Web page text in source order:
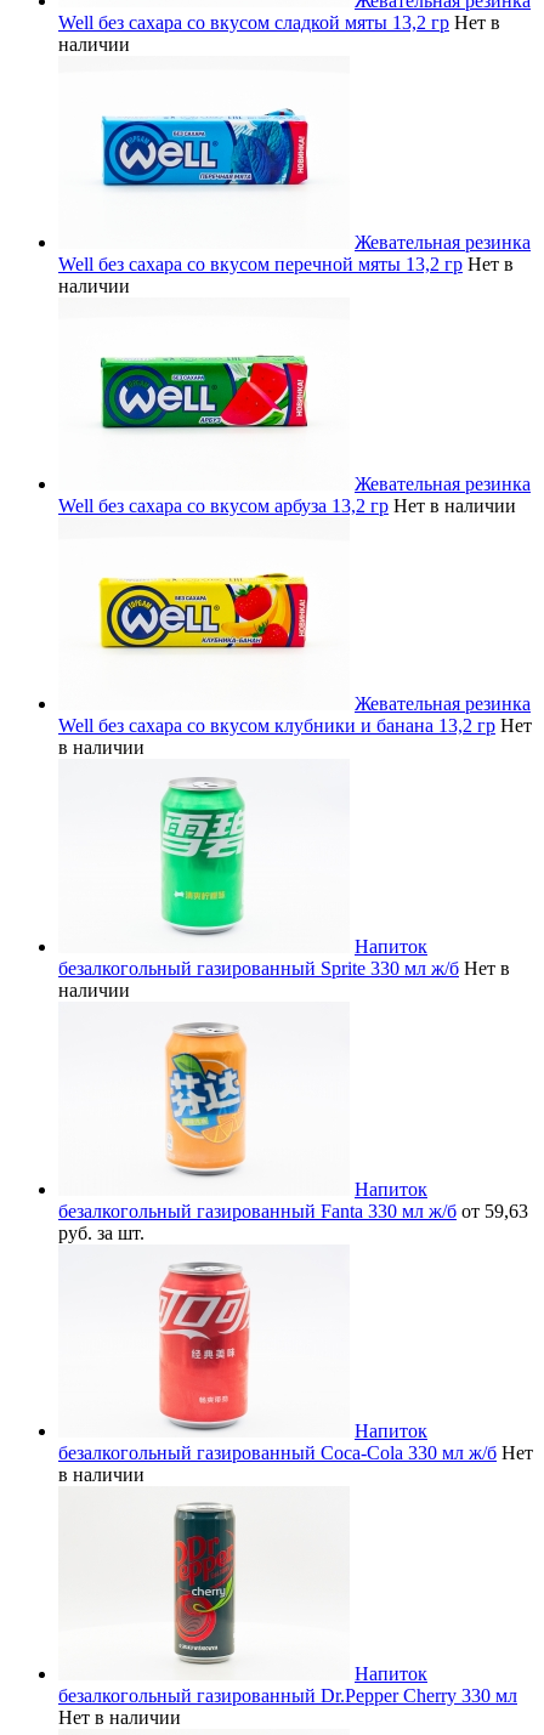
Well без сахара со вкусом сладкой мяты 13,2 гр Нет в
наличии
Жевательная резинка
Well без сахара со вкусом перечной мяты 13,2 гр Нет в
наличии
Жевательная резинка
Well без сахара со вкусом арбуза 13,2 гр Нет в наличии
Жевательная резинка
Well без сахара со вкусом клубники и банана 13,2 гр Нет
в наличии
Напиток
безалкогольный газированный Sprite 330 мл ж/б Нет в
наличии
Напиток
безалкогольный газированный Fanta 330 мл ж/б от 59,63
руб. за шт.
Напиток
безалкогольный газированный Coca-Cola 330 мл ж/б Нет
в наличии
Напиток
безалкогольный газированный Dr.Pepper Cherry 330 мл
Нет в наличии